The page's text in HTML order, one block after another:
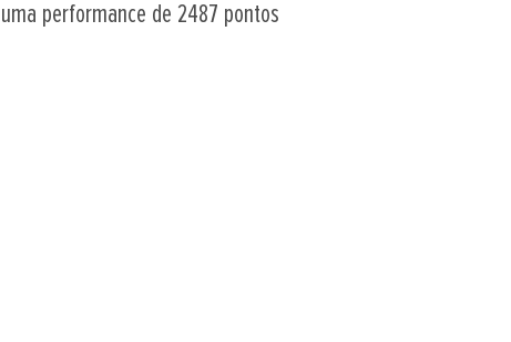
performance de 2487 pontos